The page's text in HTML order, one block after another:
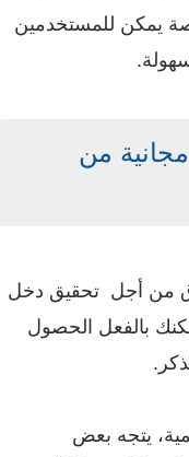
يمكن للمستخدمين
من
من أجل تحقيق دخل
بالفعل الحصول
يتجه بعض